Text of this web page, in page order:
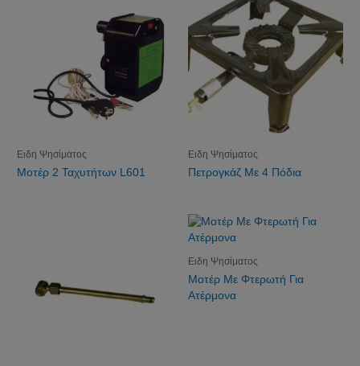
Ειδη Ψησίματος
Μοτέρ 2 Ταχυτήτων L601
Ειδη Ψησίματος
Πετρογκάζ Με 4 Πόδια
Ειδη Ψησίματος
Μοτέρ Με Φτερωτή Για
Ατέρμονα